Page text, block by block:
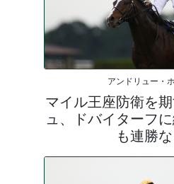
アンドリュー・
マイル王座防衛を
ュ、ドバイターフ
も連勝